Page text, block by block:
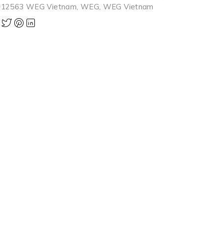
WEG Vietnam, WEG, WEG Vietnam